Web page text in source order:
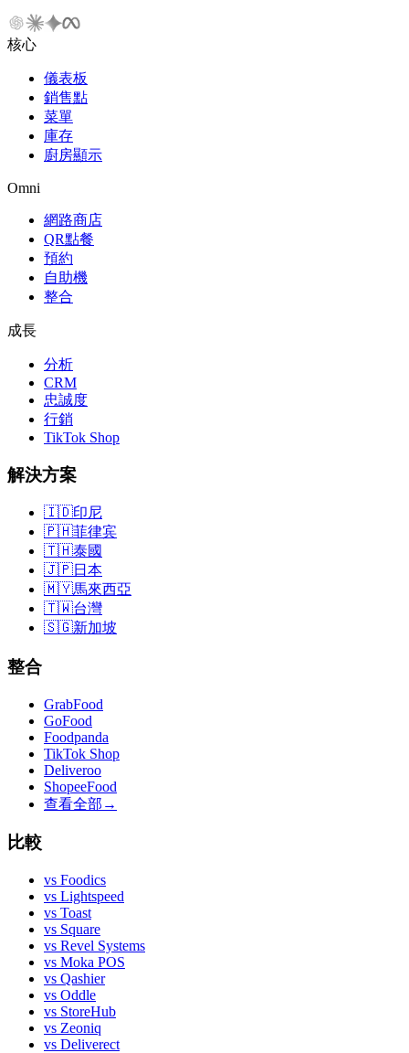
核心
儀表板
銷售點
菜單
庫存
廚房顯示
Omni
網路商店
QR點餐
預約
自助機
整合
成長
分析
CRM
忠誠度
行銷
TikTok Shop
解決方案
🇮🇩印尼
🇵🇭菲律宾
🇹🇭泰國
🇯🇵日本
🇲🇾馬來西亞
🇹🇼台灣
🇸🇬新加坡
整合
GrabFood
GoFood
Foodpanda
TikTok Shop
Deliveroo
ShopeeFood
查看全部 →
比較
vs Foodics
vs Lightspeed
vs Toast
vs Square
vs Revel Systems
vs Moka POS
vs Qashier
vs Oddle
vs StoreHub
vs Zeoniq
vs Deliverect